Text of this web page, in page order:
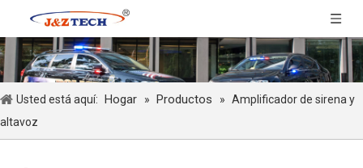
Usted está aquí: Hogar » Productos » Amplificador de sirena y
altavoz